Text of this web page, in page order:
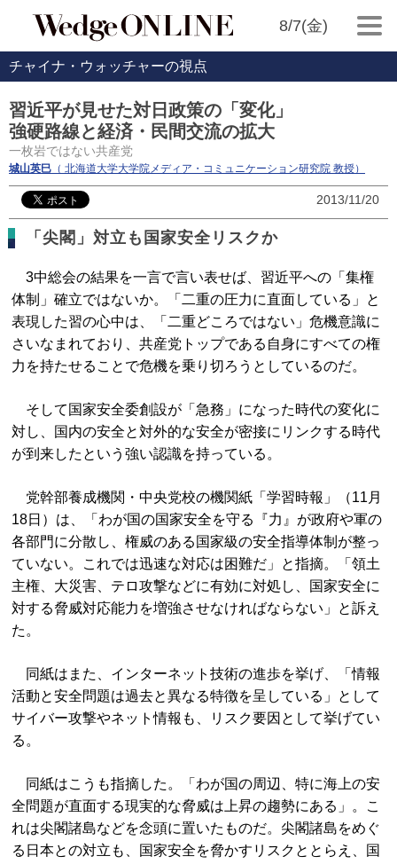
8/7(金)
チャイナ・ウォッチャーの視点
習近平が見せた対日政策の「変化」
強硬路線と経済・民間交流の拡大
一枚岩ではない共産党
城山英巳 （ 北海道大学大学院メディア・コミュニケーション研究院 教授）
2013/11/20
「尖閣」対立も国家安全リスクか
3中総会の結果を一言で言い表せば、習近平への「集権
体制」確立ではないか。「二重の圧力に直面している」と
表現した習の心中は、「二重どころではない」危機意識に
さいなまれており、共産党トップである自身にすべての権
力を持たせることで危機を乗り切ろうとしているのだ。
そして国家安全委創設が「急務」になった時代の変化に
対し、国内の安全と対外的な安全が密接にリンクする時代
が到来したという強い認識を持っている。
党幹部養成機関・中央党校の機関紙「学習時報」（11月
18日）は、「わが国の国家安全を守る『力』が政府や軍の
各部門に分散し、権威のある国家級の安全指導体制が整っ
ていない。これでは迅速な対応は困難だ」と指摘。「領土
主権、大災害、テロ攻撃などに有効に対処し、国家安全に
対する脅威対応能力を増強させなければならない」と訴え
た。
同紙はまた、インターネット技術の進歩を挙げ、「情報
活動と安全問題は過去と異なる特徴を呈している」として
サイバー攻撃やネット情報も、リスク要因として挙げてい
る。
同紙はこうも指摘した。「わが国の周辺、特に海上の安
全問題が直面する現実的な脅威は上昇の趨勢にある」。こ
れは尖閣諸島などを念頭に置いたものだ。尖閣諸島をめぐ
る日本との対立も、国家安全を脅かすリスクととらえ、国